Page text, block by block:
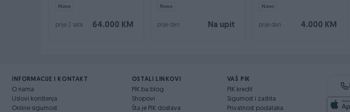
Novo
64.000 KM
prije 2 sata
Novo
Na upit
prije dan
Novo
4.000 KM
prije dan
INFORMACIJE I KONTAKT
O nama
Uslovi korištenja
Online sigurnost
OSTALI LINKOVI
PIK.ba blog
Shopovi
Šta je PIK dostava
VAŠ PIK
PIK kredit
Sigurnost i zaštita
Privatnost podataka